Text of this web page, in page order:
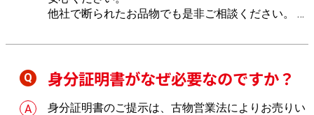
他社で断られたお品物でも是非ご相談ください。
し
身分証明書がなぜ必要なのですか？
身分証明書のご提示は、古物営業法によりお売りい